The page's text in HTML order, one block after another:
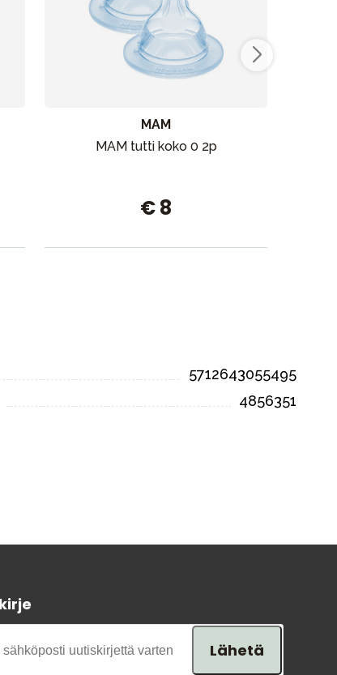
MAM
MAM tutti koko 0 2p
€ 8
5712643055495
4856351
Lähetä